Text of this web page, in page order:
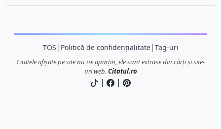
TOS Politică de confidențialitate│ Tag-uri
Citatele afișate pe site nu ne aparțin, ele sunt extrase din cărți și site-
uri web. Citatul.ro
| |